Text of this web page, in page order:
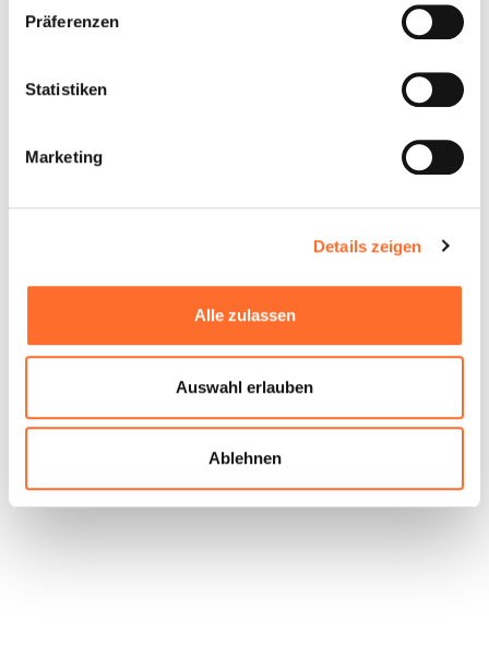
Präferenzen
Statistiken
Marketing
Details zeigen
Alle zulassen
Auswahl erlauben
Ablehnen